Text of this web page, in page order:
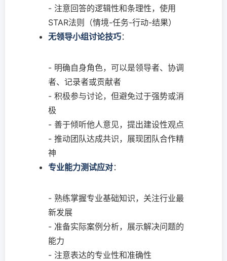
- 注意回答的逻辑性和条理性，使用
STAR法则（情境-任务-行动-结果）
无领导小组讨论技巧：
- 明确自身角色，可以是领导者、协调
者、记录者或贡献者
- 积极参与讨论，但避免过于强势或消
极
- 善于倾听他人意见，提出建设性观点
- 推动团队达成共识，展现团队合作精
神
专业能力测试应对：
- 熟练掌握专业基础知识，关注行业最
新发展
- 准备实际案例分析，展示解决问题的
能力
- 注意表达的专业性和准确性